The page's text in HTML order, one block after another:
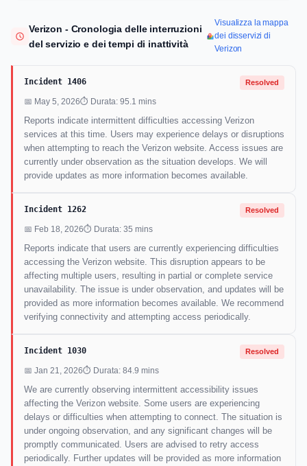
Verizon - Cronologia delle interruzioni
del servizio e dei tempi di inattività
Visualizza la mappa
dei disservizi di
Verizon
Incident 1406 Resolved
📅 May 5, 2026⏱ Durata: 95.1 mins
Reports indicate intermittent difficulties accessing Verizon
services at this time. Users may experience delays or disruptions
when attempting to reach the Verizon website. Access issues are
currently under observation as the situation develops. We will
provide updates as more information becomes available.
Incident 1262 Resolved
📅 Feb 18, 2026⏱ Durata: 35 mins
Reports indicate that users are currently experiencing difficulties
accessing the Verizon website. This disruption appears to be
affecting multiple users, resulting in partial or complete service
unavailability. The issue is under observation, and updates will be
provided as more information becomes available. We recommend
verifying connectivity and attempting access periodically.
Incident 1030 Resolved
📅 Jan 21, 2026⏱ Durata: 84.9 mins
We are currently observing intermittent accessibility issues
affecting the Verizon website. Some users are experiencing
delays or difficulties when attempting to connect. The situation is
under ongoing observation, and any significant changes will be
promptly communicated. Users are advised to retry access
periodically. Further updates will be provided as more information